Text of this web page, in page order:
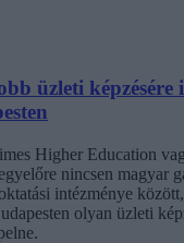
üzleti képzésére
Higher Education
nincsen magyar
intézménye
olyan üzleti